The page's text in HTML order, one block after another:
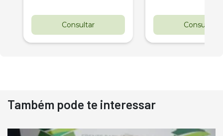
Consultar Consultar
Também pode te interessar